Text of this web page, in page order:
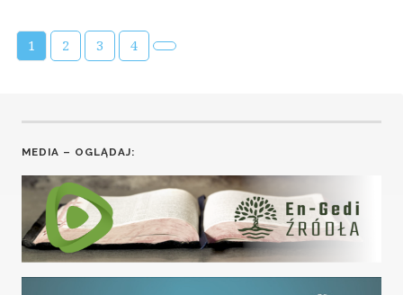
1 2 3 4
MEDIA – OGLĄDAJ: